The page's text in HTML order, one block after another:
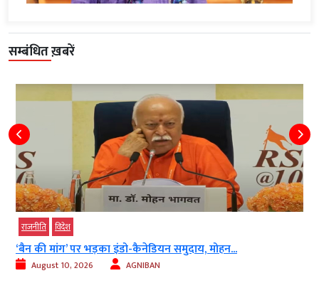
सम्बंधित ख़बरें
पर भड़का इंडो-कैनेडियन समुदाय, मोहन...
2026 AGNIBAN